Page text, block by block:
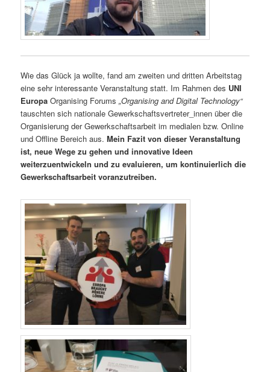
Wie das Glück ja wollte, fand am zweiten und dritten Arbeitstag
eine sehr interessante Veranstaltung statt. Im Rahmen des UNI
Europa Organising Forums„Organising and Digital Technology“
tauschten sich nationale Gewerkschaftsvertreter_innen über die
Organisierung der Gewerkschaftsarbeit im medialen bzw. Online
und Offline Bereich aus.Mein Fazit von dieser Veranstaltung
ist, neue Wege zu gehen und innovative Ideen
weiterzuentwickeln und zu evaluieren, um kontinuierlich die
Gewerkschaftsarbeit voranzutreiben.